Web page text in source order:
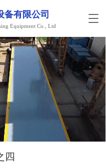
T
g
g
l
e
n
v
i
a
备有限公司
Equipment Co., Ltd
四